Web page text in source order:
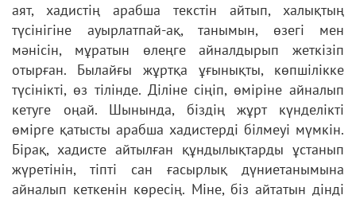
аят, хадистің арабша текстін айтып, халықтың
түсінігіне ауырлатпай-ақ, танымын, өзегі мен
мәнісін, мұратын өлеңге айналдырып жеткізіп
отырған. Былайғы жұртқа ұғынықты, көпшілікке
түсінікті, өз тілінде. Діліне сіңіп, өміріне айналып
кетуге оңай. Шынында, біздің жұрт күнделікті
өмірге қатысты арабша хадистерді білмеуі мүмкін.
Бірақ, хадисте айтылған құндылықтарды ұстанып
жүретінін, тіпті сан ғасырлық дүниетанымына
айналып кеткенін көресің. Міне, біз айтатын дінді